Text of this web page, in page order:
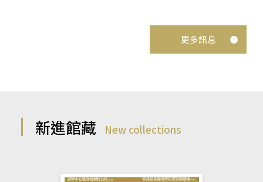
更多訊息
新進館藏 New collections